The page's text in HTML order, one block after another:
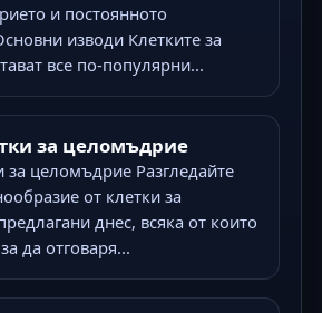
и постоянното
изводи Клетките за
все по-популярни...
за целомъдрие
за целомъдрие Разгледайте
от клетки за
днес, всяка от които
да отговаря...